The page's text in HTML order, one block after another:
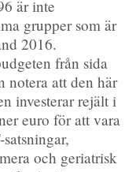
är inte
grupper som är
2016.
från sida
notera att den här
investerar rejält i
euro för att vara
och geriatrisk